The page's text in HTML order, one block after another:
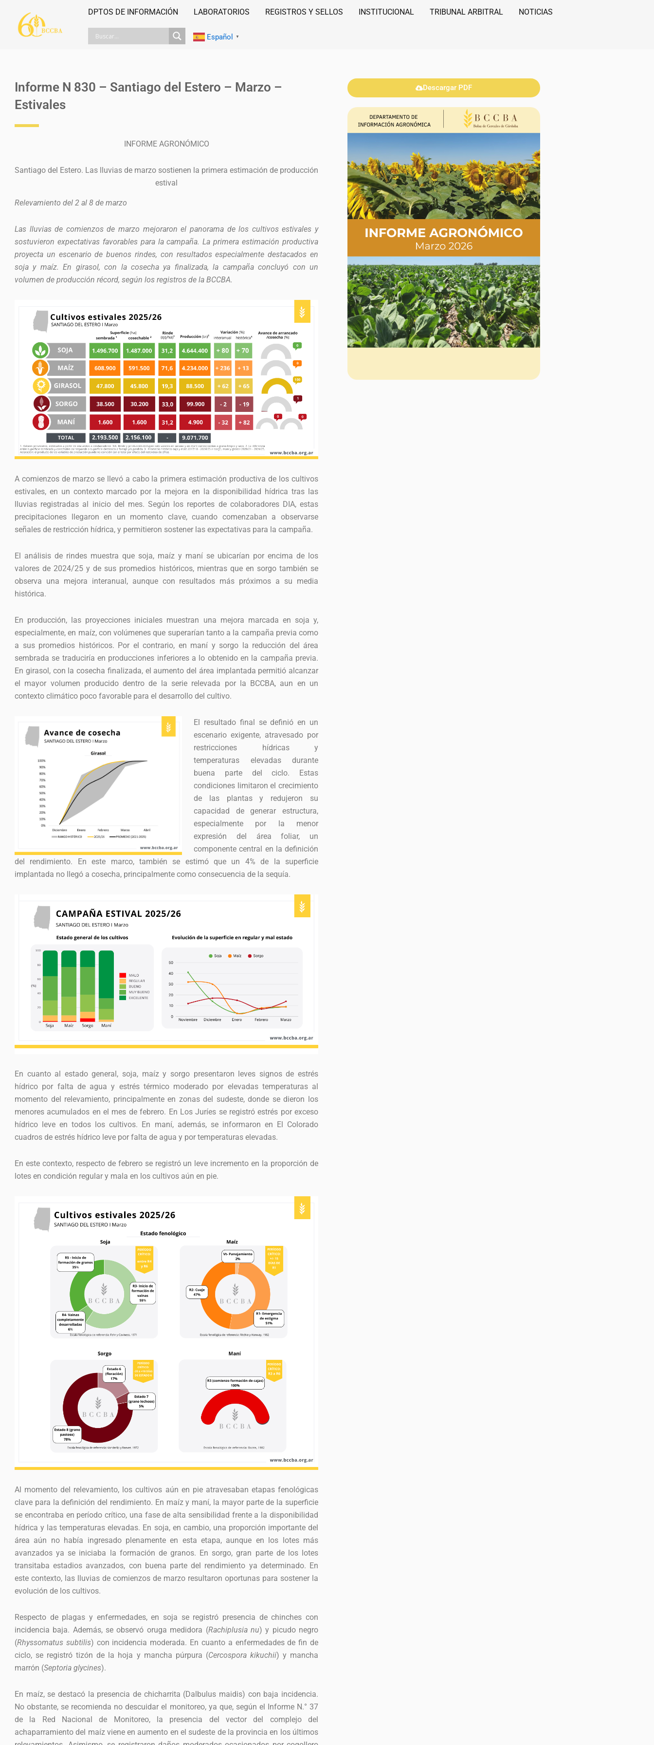
contenido
DPTOS DE INFORMACIÓN LABORATORIOS REGISTROS Y SELLOS INSTITUCIONAL TRIBUNAL ARBITRAL NOTICIAS
Español ▼
Informe N 830 – Santiago del Estero – Marzo –
Estivales
INFORME AGRONÓMICO
Santiago del Estero. Las lluvias de marzo sostienen la primera estimación de producción
estival
Relevamiento del 2 al 8 de marzo
Las lluvias de comienzos de marzo mejoraron el panorama de los cultivos estivales y
sostuvieron expectativas favorables para la campaña. La primera estimación productiva
proyecta un escenario de buenos rindes, con resultados especialmente destacados en
soja y maíz. En girasol, con la cosecha ya finalizada, la campaña concluyó con un
volumen de producción récord, según los registros de la BCCBA.
A comienzos de marzo se llevó a cabo la primera estimación productiva de los cultivos
estivales, en un contexto marcado por la mejora en la disponibilidad hídrica tras las
lluvias registradas al inicio del mes. Según los reportes de colaboradores DIA, estas
precipitaciones llegaron en un momento clave, cuando comenzaban a observarse
señales de restricción hídrica, y permitieron sostener las expectativas para la campaña.
El análisis de rindes muestra que soja, maíz y maní se ubicarían por encima de los
valores de 2024/25 y de sus promedios históricos, mientras que en sorgo también se
observa una mejora interanual, aunque con resultados más próximos a su media
histórica.
En producción, las proyecciones iniciales muestran una mejora marcada en soja y,
especialmente, en maíz, con volúmenes que superarían tanto a la campaña previa como
a sus promedios históricos. Por el contrario, en maní y sorgo la reducción del área
sembrada se traduciría en producciones inferiores a lo obtenido en la campaña previa.
En girasol, con la cosecha finalizada, el aumento del área implantada permitió alcanzar
el mayor volumen producido dentro de la serie relevada por la BCCBA, aun en un
contexto climático poco favorable para el desarrollo del cultivo.
El resultado final se definió en un
escenario exigente, atravesado por
restricciones hídricas y
temperaturas elevadas durante
buena parte del ciclo. Estas
condiciones limitaron el crecimiento
de las plantas y redujeron su
capacidad de generar estructura,
especialmente por la menor
expresión del área foliar, un
componente central en la definición
del rendimiento. En este marco, también se estimó que un 4% de la superficie
implantada no llegó a cosecha, principalmente como consecuencia de la sequía.
En cuanto al estado general, soja, maíz y sorgo presentaron leves signos de estrés
hídrico por falta de agua y estrés térmico moderado por elevadas temperaturas al
momento del relevamiento, principalmente en zonas del sudeste, donde se dieron los
menores acumulados en el mes de febrero. En Los Juríes se registró estrés por exceso
hídrico leve en todos los cultivos. En maní, además, se informaron en El Colorado
cuadros de estrés hídrico leve por falta de agua y por temperaturas elevadas.
En este contexto, respecto de febrero se registró un leve incremento en la proporción de
lotes en condición regular y mala en los cultivos aún en pie.
Al momento del relevamiento, los cultivos aún en pie atravesaban etapas fenológicas
clave para la definición del rendimiento. En maíz y maní, la mayor parte de la superficie
se encontraba en período crítico, una fase de alta sensibilidad frente a la disponibilidad
hídrica y las temperaturas elevadas. En soja, en cambio, una proporción importante del
área aún no había ingresado plenamente en esta etapa, aunque en los lotes más
avanzados ya se iniciaba la formación de granos. En sorgo, gran parte de los lotes
transitaba estadios avanzados, con buena parte del rendimiento ya determinado. En
este contexto, las lluvias de comienzos de marzo resultaron oportunas para sostener la
evolución de los cultivos.
Respecto de plagas y enfermedades, en soja se registró presencia de chinches con
incidencia baja. Además, se observó oruga medidora (Rachiplusia nu) y picudo negro
(Rhyssomatus subtilis) con incidencia moderada. En cuanto a enfermedades de fin de
ciclo, se registró tizón de la hoja y mancha púrpura (Cercospora kikuchii) y mancha
marrón (Septoria glycines).
En maíz, se destacó la presencia de chicharrita (Dalbulus maidis) con baja incidencia.
No obstante, se recomienda no descuidar el monitoreo, ya que, según el Informe N.° 37
de la Red Nacional de Monitoreo, la presencia del vector del complejo del
achaparramiento del maíz viene en aumento en el sudeste de la provincia en los últimos
Descargar PDF